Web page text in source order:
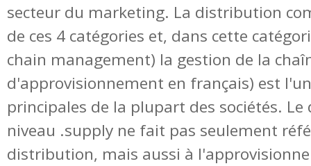
secteur du marketing. La distribution
de ces 4 catégories et, dans cette
chain management) la gestion de la
d'approvisionnement en français) est
principales de la plupart des sociétés.
niveau .supply ne fait pas seulement
distribution, mais aussi à